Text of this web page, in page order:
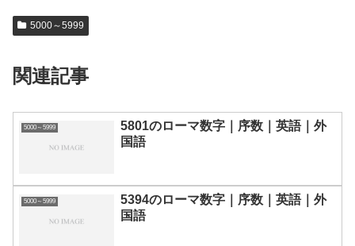
5000～5999
関連記事
5000～5999
5801のローマ数字｜序数｜英語｜外
国語
5000～5999
5394のローマ数字｜序数｜英語｜外
国語